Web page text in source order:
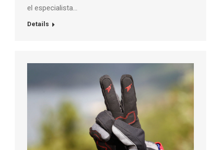
el especialista…
Details